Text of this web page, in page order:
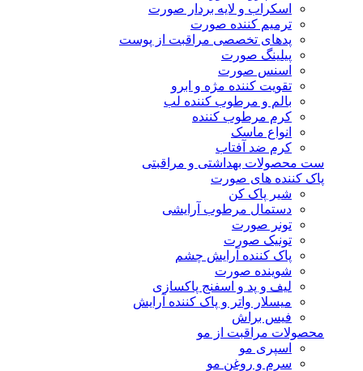
اسکراب و لایه بردار صورت
ترمیم کننده صورت
پدهای تخصصی مراقبت از پوست
پیلینگ صورت
اسنس صورت
تقویت کننده مژه و ابرو
بالم و مرطوب کننده لب
کرم مرطوب کننده
انواع ماسک
کرم ضد آفتاب
ست محصولات بهداشتی و مراقبتی
پاک کننده های صورت
شیر پاک کن
دستمال مرطوب آرایشی
تونر صورت
تونیک صورت
پاک کننده آرایش چشم
شوینده صورت
لیف و پد و اسفنج پاکسازی
میسلار واتر و پاک کننده آرایش
فیس براش
محصولات مراقبت از مو
اسپری مو
سرم و روغن مو